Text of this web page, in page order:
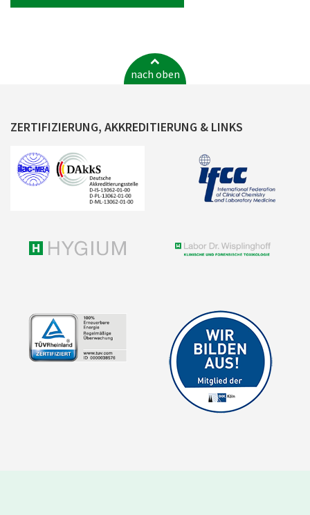
nach oben
ZERTIFIZIERUNG, AKKREDITIERUNG & LINKS